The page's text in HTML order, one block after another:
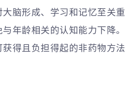
脑形成、学习和记忆至关重
年龄相关的认知能力下降。
得且负担得起的非药物方法